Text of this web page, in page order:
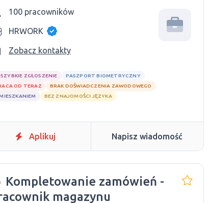
100 pracowników
HRWORK
Zobacz kontakty
SZYBKIE ZGŁOSZENIE
PASZPORT BIOMETRYCZNY
OD TERAZ
BRAK DOŚWIADCZENIA ZAWODOWEGO
BEZ ZNAJOMOŚCI JĘZYKA
Aplikuj Napisz wiadomość
Kompletowanie zamówień -
magazynu